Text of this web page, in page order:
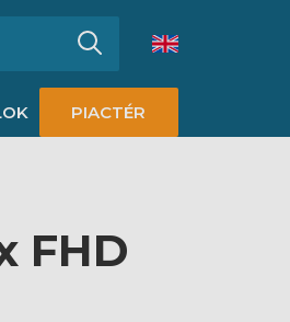
PIACTÉR
FHD